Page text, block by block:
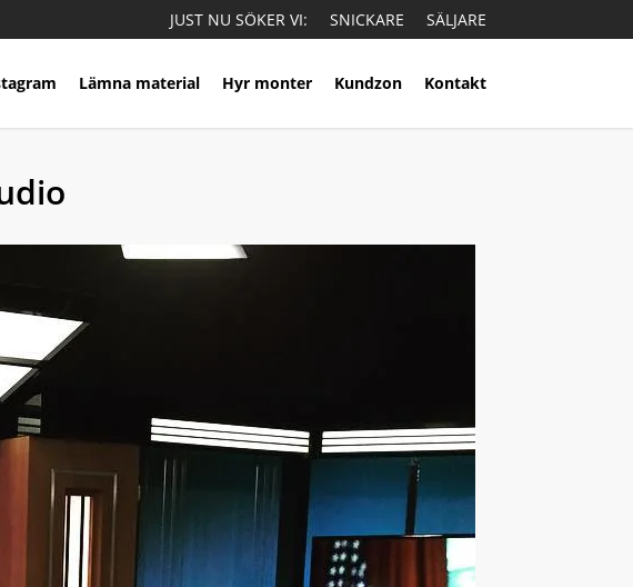
JUST NU SÖKER VI: SNICKARE SÄLJARE
Lämna material Hyr monter Kundzon Kontakt